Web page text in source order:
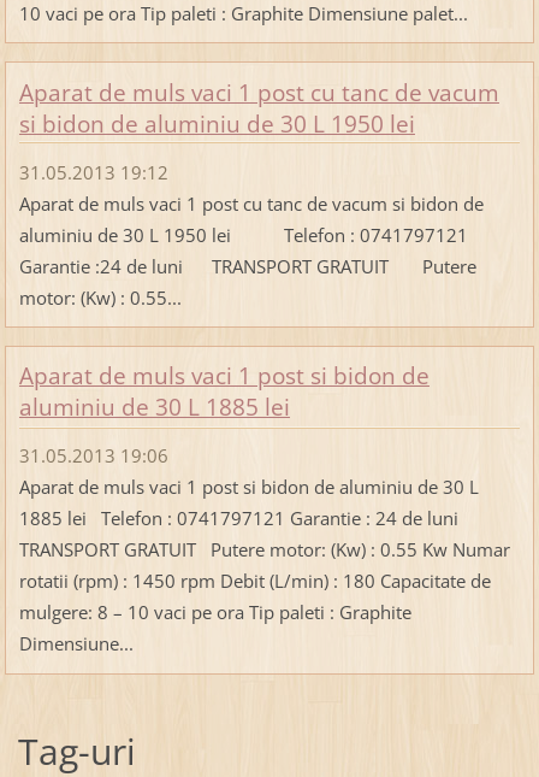
10 vaci pe ora Tip paleti : Graphite Dimensiune palet...
Aparat de muls vaci 1 post cu tanc de vacum
si bidon de aluminiu de 30 L 1950 lei
31.05.2013 19:12
Aparat de muls vaci 1 post cu tanc de vacum si bidon de
aluminiu de 30 L 1950 lei Telefon : 0741797121
Garantie :24 de luni TRANSPORT GRATUIT Putere
motor: (Kw) : 0.55...
Aparat de muls vaci 1 post si bidon de
aluminiu de 30 L 1885 lei
31.05.2013 19:06
Aparat de muls vaci 1 post si bidon de aluminiu de 30 L
1885 lei Telefon : 0741797121 Garantie : 24 de luni
TRANSPORT GRATUIT Putere motor: (Kw) : 0.55 Kw Numar
rotatii (rpm) : 1450 rpm Debit (L/min) : 180 Capacitate de
mulgere: 8 – 10 vaci pe ora Tip paleti : Graphite
Dimensiune...
Tag-uri